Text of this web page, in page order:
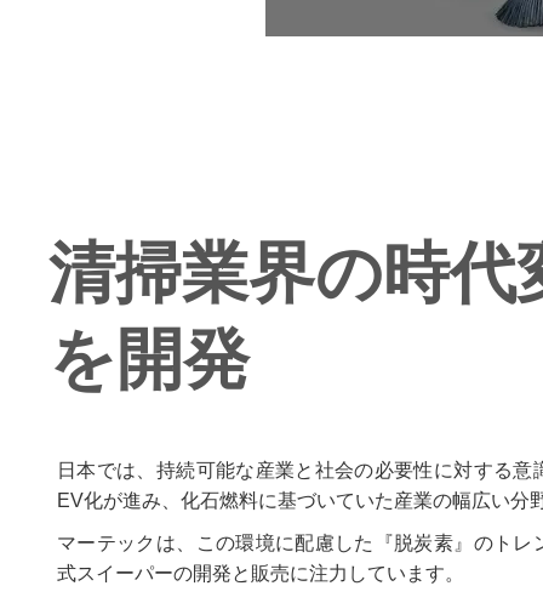
清掃業界の時
を開発
日本では、持続可能な産業と社会の必要性に対する
EV化が進み、化石燃料に基づいていた産業の幅広い分
マーテックは、この環境に配慮した『脱炭素』のトレ
式スイーパーの開発と販売に注力しています。